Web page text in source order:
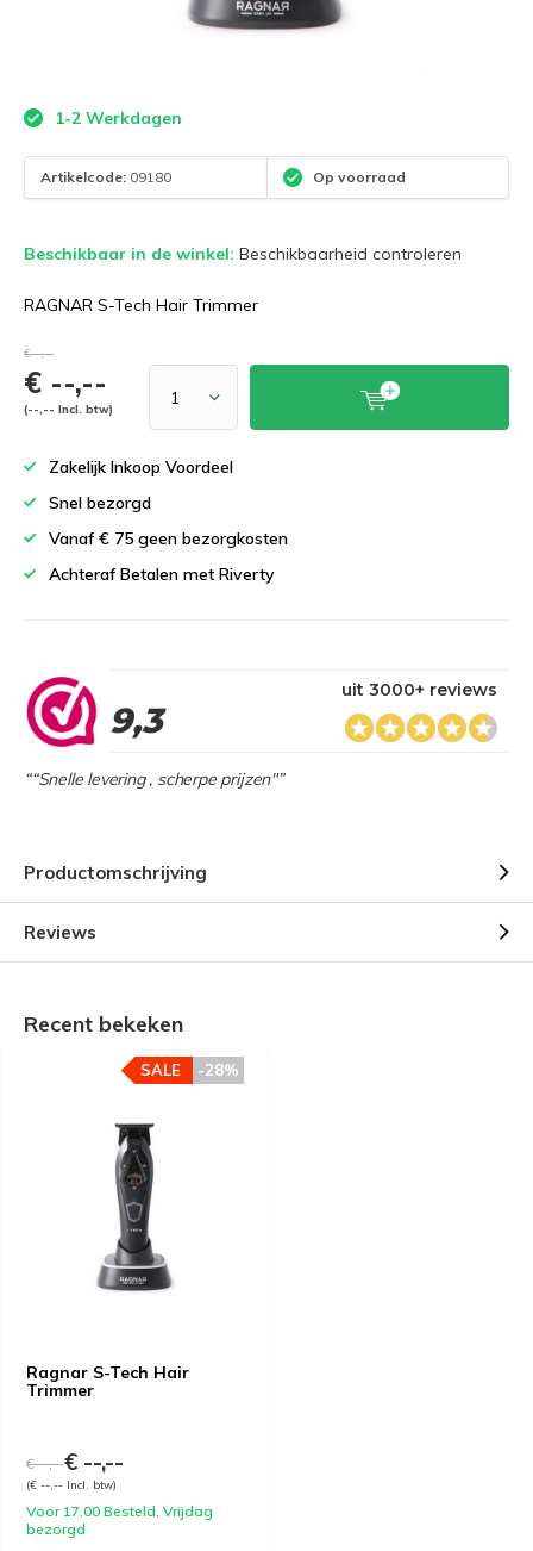
1-2 Werkdagen
Artikelcode: 09180 Op voorraad
Beschikbaar in de winkel: Beschikbaarheid controleren
RAGNAR S-Tech Hair Trimmer
€--,--
€ --,--
(--,-- Incl. btw)
Zakelijk Inkoop Voordeel
Snel bezorgd
Vanaf € 75 geen bezorgkosten
Achteraf Betalen met Riverty
9,3
uit 3000+ reviews
““Snelle levering , scherpe prijzen"”
Productomschrijving
Reviews
Recent bekeken
Ragnar S-Tech Hair
Trimmer
-28%
SALE
€ --,--€ --,--
(€ --,-- Incl. btw)
Voor 17.00 Besteld, Vrijdag
bezorgd